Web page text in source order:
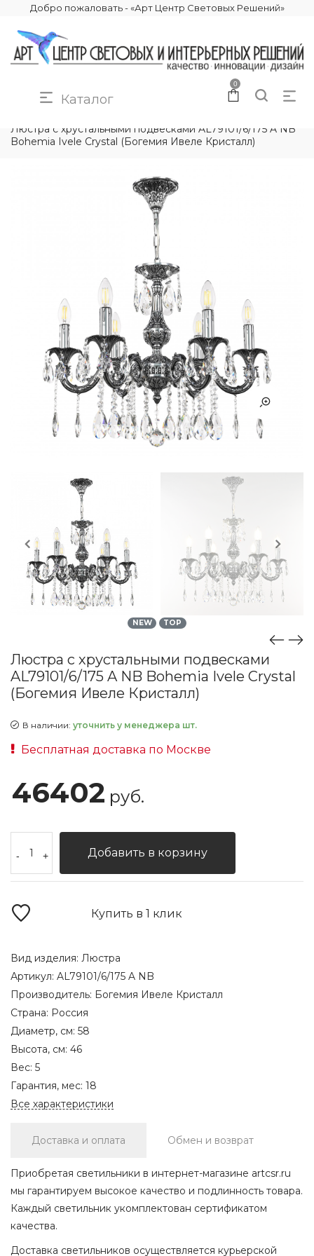
Добро пожаловать - «Арт Центр Световых Решений»
Каталог
0
Люстра с хрустальными подвесками AL79101/6/175 A NB
Bohemia Ivele Crystal (Богемия Ивеле Кристалл)
NEW TOP
Люстра с хрустальными подвесками
AL79101/6/175 A NB Bohemia Ivele Crystal
(Богемия Ивеле Кристалл)
В наличии: уточнить у менеджера шт.
Бесплатная доставка по Москве
46402 руб.
- + Добавить в корзину
Купить в 1 клик
Вид изделия: Люстра
Артикул: AL79101/6/175 A NB
Производитель: Богемия Ивеле Кристалл
Страна: Россия
Диаметр, см: 58
Высота, см: 46
Вес: 5
Гарантия, мес: 18
Все характеристики
Доставка и оплата Обмен и возврат
Приобретая светильники в интернет-магазине artcsr.ru
мы гарантируем высокое качество и подлинность товара.
Каждый светильник укомплектован сертификатом
качества.
Доставка светильников осуществляется курьерской